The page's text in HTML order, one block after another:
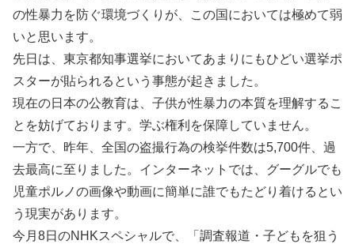
の性暴力を防ぐ環境づくりが、この国においては極めて弱
いと思います。
先日は、東京都知事選挙においてあまりにもひどい選挙ポ
スターが貼られるという事態が起きました。
現在の日本の公教育は、子供が性暴力の本質を理解するこ
とを妨げております。学ぶ権利を保障していません。
一方で、昨年、全国の盗撮行為の検挙件数は5,700件、過
去最高に至りました。インターネットでは、グーグルでも
児童ポルノの画像や動画に簡単に誰でもたどり着けるとい
う現実があります。
今月8日のNHKスペシャルで、「調査報道・子どもを狙う